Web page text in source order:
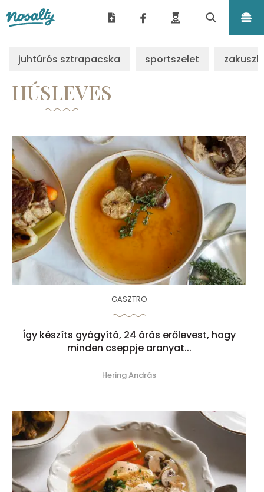
juhtúrós sztrapacska sportszelet
HÚSLEVES
GASZTRO
Így készíts gyógyító, 24 órás erőlevest, hogy
minden cseppje aranyat...
Hering András